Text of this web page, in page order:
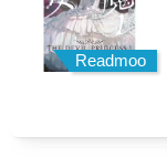
Readmoo